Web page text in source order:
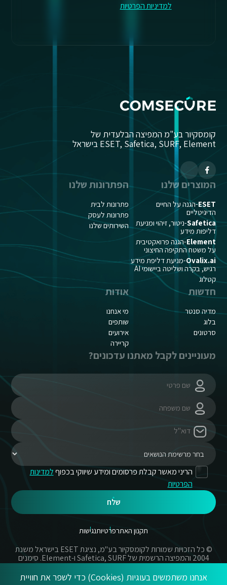
למדיניות הפרטיות
קומסקיור בע"מ המפיצה הבלעדית של
ESET, Safetica, SURF, Element בישראל
המוצרים שלנו
ESET-הגנה על החיים
הדיגיטליים
Safetica-ניטור, זיהוי ומניעת
דליפות מידע
Element-הגנה פרואקטיבית
על משטח התקיפה החיצוני
Ovalix.ai-מניעת דליפת מידע
רגיש, בקרה ושליטה ביישומי AI
קטלוג
הפתרונות שלנו
פתרונות לבית
פתרונות לעסק
השירותים שלנו
חדשות
מדיה סנטר
בלוג
סרטונים
אודות
מי אנחנו
שותפים
אירועים
קריירה
מעוניינים לקבל מאתנו עדכונים?
הריני מאשר קבלת פרסומים ומידע שיווקי בכפוףלמדינות
הפרטיות
שלח
תקנון האתרפרטיותנגישות
© כל הזכויות שמורות לקומסקיור בע"מ, נציגת ESET בישראל משנת
2004 והמפיצה הרשמית של Safetica, SURF ו-Element. סימנים
מסחריים אשר בשימוש באתר זה הינם סימנים מסחריים או מותגים
רשומים של החברות הרשומות.